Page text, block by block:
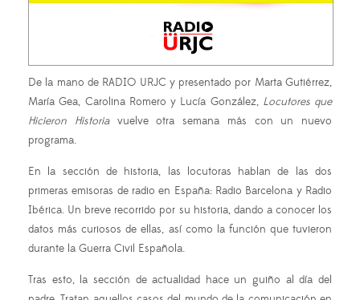
De la mano de RADIO URJC y presentado por Marta Gutiérrez,
María Gea, Carolina Romero y Lucía González, Locutores que
Hicieron Historiavuelve otra semana más con un nuevo
programa.
En la sección de historia, las locutoras hablan de las dos
primeras emisoras de radio en España: Radio Barcelona y Radio
Ibérica. Un breve recorrido por su historia, dando a conocer los
datos más curiosos de ellas, así como la función que tuvieron
durante la Guerra Civil Española.
Tras esto, la sección de actualidad hace un guiño al día del